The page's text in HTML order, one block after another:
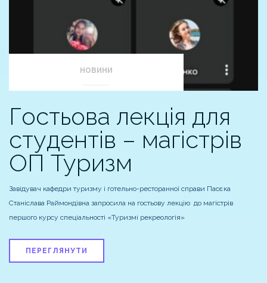
НОВИНИ
Гостьова лекція для
студентів – магістрів
ОП Туризм
Завідувач кафедри туризму і готельно-ресторанної справи Пасєка
Станіслава Раймондівна запросила на гостьову лекцію до магістрів
першого курсу спеціальності «Туризмі рекреологія»
ПЕРЕГЛЯНУТИ